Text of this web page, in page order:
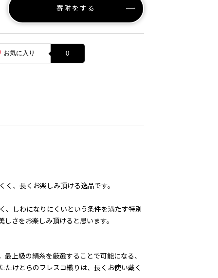
寄附をする
お気に入り 0
、長くお楽しみ頂ける逸品です。
しわになりにくいという条件を満たす特別
さをお楽しみ頂けると思います。
上級の絹糸を厳選することで可能になる、
けとらのフレスコ織りは、長くお使い戴く